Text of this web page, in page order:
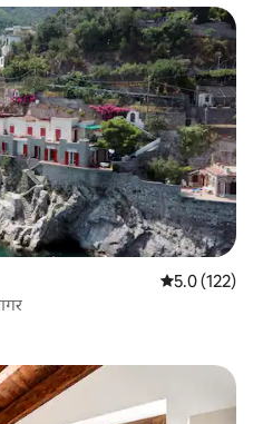
औसत रेटिंग 5 में
5.0 (122)